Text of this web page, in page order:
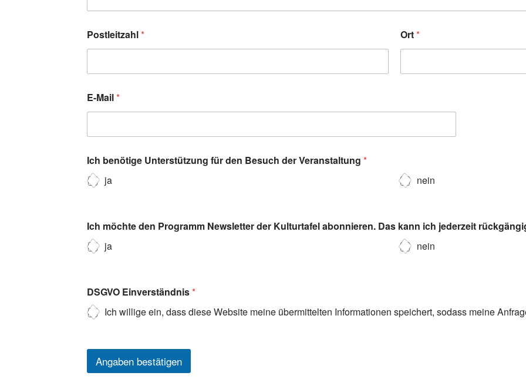
Postleitzahl* Ort*
E-Mail*
Ich benötige Unterstützung für den Besuch der Veranstaltung *
ja
nein
Ich möchte den Programm Newsletter der Kulturtafel abonnieren. Das kann ich jederzeit
ja
nein
DSGVO Einverständnis*
Ich willige ein, dass diese Website meine übermittelten Informationen speichert, sodass meine
Angaben bestätigen